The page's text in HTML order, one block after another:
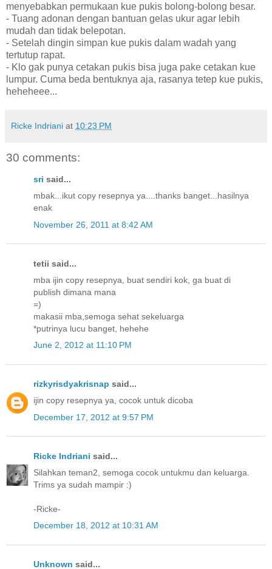
menyebabkan permukaan kue pukis bolong-bolong besar.
- Tuang adonan dengan bantuan gelas ukur agar lebih
mudah dan tidak belepotan.
- Setelah dingin simpan kue pukis dalam wadah yang
tertutup rapat.
- Klo gak punya cetakan pukis bisa juga pake cetakan kue
lumpur. Cuma beda bentuknya aja, rasanya tetep kue pukis,
heheheee...
Ricke Indriani at 10:23 PM
30 comments:
sri said...
mbak...ikut copy resepnya ya....thanks banget...hasilnya
enak
November 26, 2011 at 8:42 AM
tetii said...
mba ijin copy resepnya, buat sendiri kok, ga buat di
publish dimana mana
=)
makasii mba,semoga sehat sekeluarga
*putrinya lucu banget, hehehe
June 2, 2012 at 11:10 PM
rizkyrisdyakrisnap said...
ijin copy resepnya ya, cocok untuk dicoba
December 17, 2012 at 9:57 PM
Ricke Indriani said...
Silahkan teman2, semoga cocok untukmu dan keluarga.
Trims ya sudah mampir :)
-Ricke-
December 18, 2012 at 10:31 AM
Unknown said...